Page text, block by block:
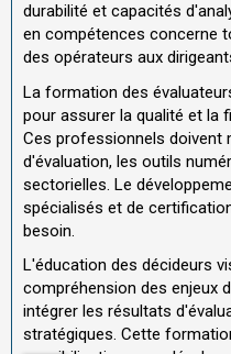
durabilité et capacités
en compétences concerne
des opérateurs aux
La formation des
pour assurer la qualité et la
Ces professionnels doivent
d'évaluation, les outils
sectorielles. Le
spécialisés et de
besoin.
L'éducation des décideurs
compréhension des enjeux
intégrer les résultats
stratégiques. Cette